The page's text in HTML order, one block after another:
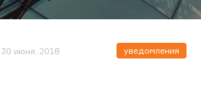
30 июня, 2018 уведомления